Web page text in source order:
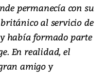
permanecía con su
al servicio de
había formado parte
En realidad, el
amigo y